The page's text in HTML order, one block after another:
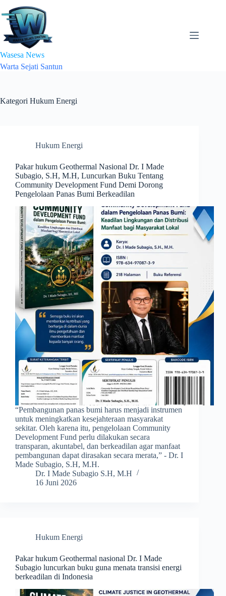
to
content
Wasesa News
Warta Sejati Santun
Kategori Hukum Energi
Hukum Energi
Pakar hukum Geothermal Nasional Dr. I Made
Subagio, S.H, M.H, Luncurkan Buku Tentang
Community Development Fund Demi Dorong
Pengelolaan Panas Bumi Berkeadilan
​“Pembangunan panas bumi harus menjadi instrumen
untuk meningkatkan kesejahteraan masyarakat
sekitar. Oleh karena itu, pengelolaan Community
Development Fund perlu dilakukan secara
transparan, akuntabel, dan berkeadilan agar manfaat
pembangunan dapat dirasakan secara merata,” - Dr. I
Made Subagio, S.H, M.H.
Dr. I Made Subagio S.H, M.H
16 Juni 2026
Hukum Energi
Pakar hukum Geothermal nasional Dr. I Made
Subagio luncurkan buku guna menata transisi energi
berkeadilan di Indonesia